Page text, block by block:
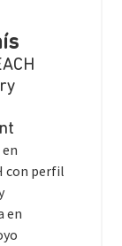
con perfil
en